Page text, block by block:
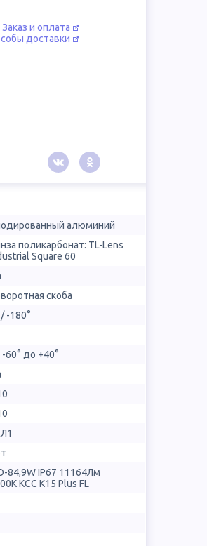
Заказ и оплата
доставки
алюминий
поликарбонат: TL-Lens
Square 60
скоба
-180°
-60° до +40°
84,9W IP67 11164Лм
КСС К15 Plus FL